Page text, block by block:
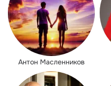
Антон Масленников